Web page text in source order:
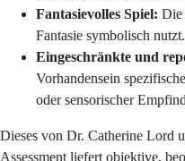
Fantasievolles Spiel: Die
Fantasie symbolisch nutzt.
Eingeschränkte und
Vorhandensein
oder sensorischer
Dieses von Dr. Catherine Lord
Assessment liefert objektive,